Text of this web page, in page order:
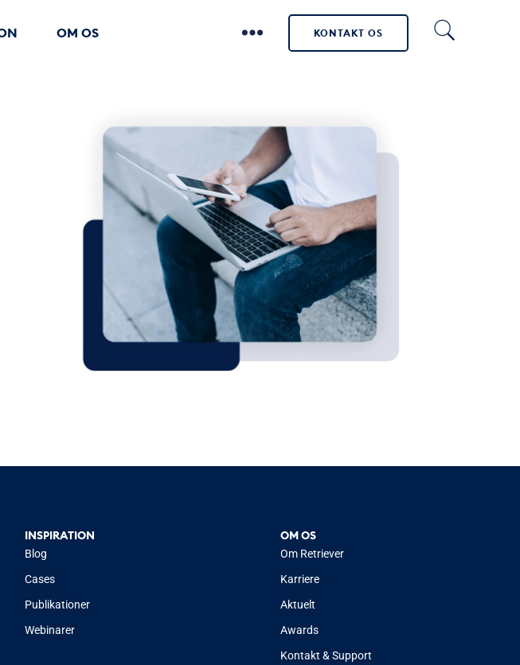
OM OS KONTAKT OS
INSPIRATION
Blog
Cases
Publikationer
Webinarer
OM OS
Om Retriever
Karriere
Aktuelt
Awards
Kontakt & Support